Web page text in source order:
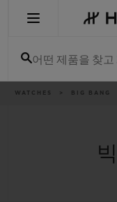
어떤 제품을 찾
이
WATCHES BIG BANG